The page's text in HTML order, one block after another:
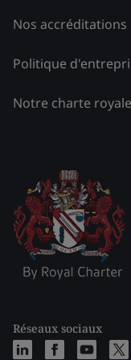
Nos accréditations
Politique
Notre charte royale
Réseaux sociaux